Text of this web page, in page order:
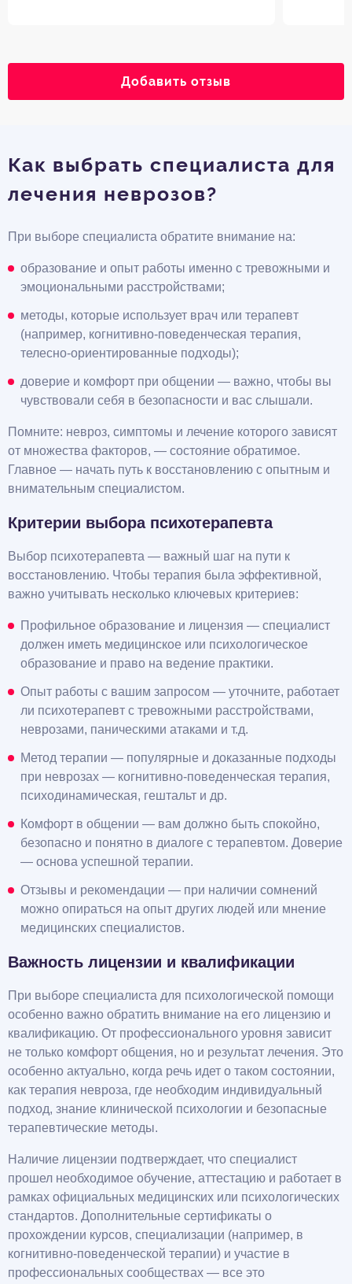
Добавить отзыв
Как выбрать специалиста для
лечения неврозов?
При выборе специалиста обратите внимание на:
образование и опыт работы именно с тревожными и
эмоциональными расстройствами;
методы, которые использует врач или терапевт
(например, когнитивно-поведенческая терапия,
телесно-ориентированные подходы);
доверие и комфорт при общении — важно, чтобы вы
чувствовали себя в безопасности и вас слышали.
Помните: невроз, симптомы и лечение которого зависят
от множества факторов, — состояние обратимое.
Главное — начать путь к восстановлению с опытным и
внимательным специалистом.
Критерии выбора психотерапевта
Выбор психотерапевта — важный шаг на пути к
восстановлению. Чтобы терапия была эффективной,
важно учитывать несколько ключевых критериев:
Профильное образование и лицензия — специалист
должен иметь медицинское или психологическое
образование и право на ведение практики.
Опыт работы с вашим запросом — уточните, работает
ли психотерапевт с тревожными расстройствами,
неврозами, паническими атаками и т.д.
Метод терапии — популярные и доказанные подходы
при неврозах — когнитивно-поведенческая терапия,
психодинамическая, гештальт и др.
Комфорт в общении — вам должно быть спокойно,
безопасно и понятно в диалоге с терапевтом. Доверие
— основа успешной терапии.
Отзывы и рекомендации — при наличии сомнений
можно опираться на опыт других людей или мнение
медицинских специалистов.
Важность лицензии и квалификации
При выборе специалиста для психологической помощи
особенно важно обратить внимание на его лицензию и
квалификацию. От профессионального уровня зависит
не только комфорт общения, но и результат лечения. Это
особенно актуально, когда речь идет о таком состоянии,
как терапия невроза, где необходим индивидуальный
подход, знание клинической психологии и безопасные
терапевтические методы.
Наличие лицензии подтверждает, что специалист
прошел необходимое обучение, аттестацию и работает в
рамках официальных медицинских или психологических
стандартов. Дополнительные сертификаты о
прохождении курсов, специализации (например, в
когнитивно-поведенческой терапии) и участие в
профессиональных сообществах — все это